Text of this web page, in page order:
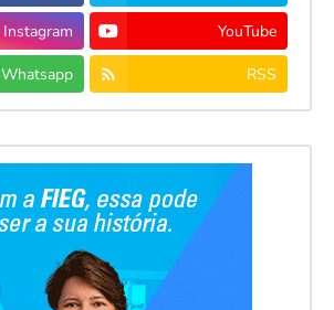
Instagram YouTube
Whatsapp RSS